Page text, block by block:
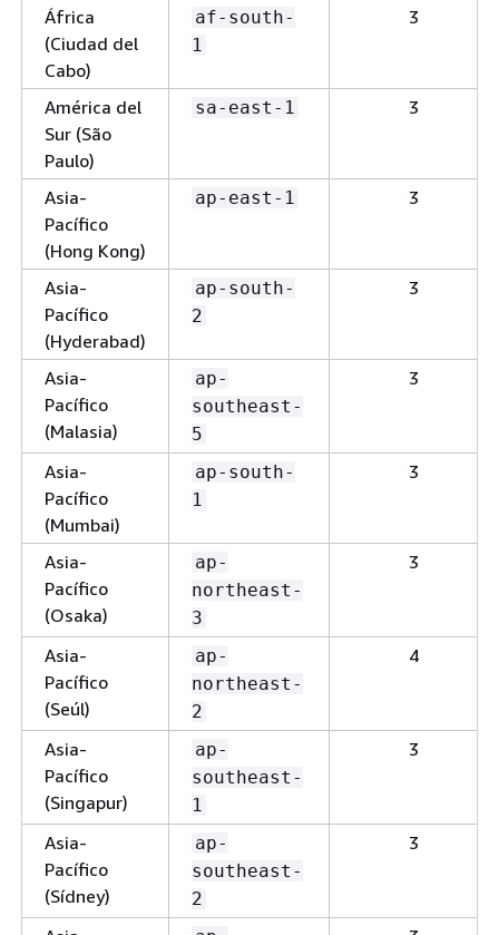
África
(Ciudad del
Cabo)
af-south-
1
3
América del
Sur (São
Paulo)
sa-east-1 3
Asia-
Pacífico
(Hong Kong)
ap-east-1 3
Asia-
Pacífico
(Hyderabad)
ap-south-
2
3
Asia-
Pacífico
(Malasia)
ap-
southeast-
5
3
Asia-
Pacífico
(Mumbai)
ap-south-
1
3
Asia-
Pacífico
(Osaka)
ap-
northeast-
3
3
Asia-
Pacífico
(Seúl)
ap-
northeast-
2
4
Asia-
Pacífico
(Singapur)
ap-
southeast-
1
3
Asia-
Pacífico
(Sídney)
ap-
southeast-
2
3